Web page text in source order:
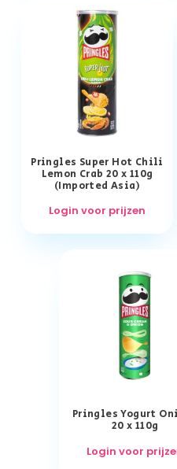
Pringles Super Hot Chili
Lemon Crab 20 x 110g
(Imported Asia)
Login voor prijzen
Pringles Yogurt
20 x 110g
Login voor